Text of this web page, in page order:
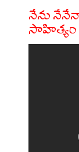
నేను
సాహిత్యం